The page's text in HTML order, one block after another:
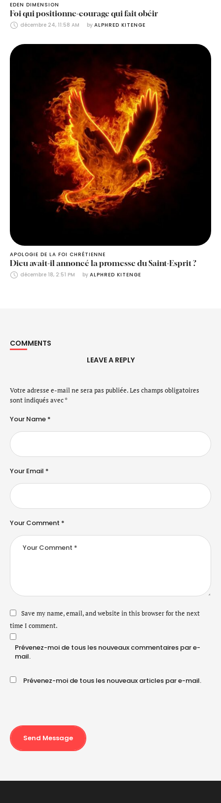
EDEN DIMENSION
Foi qui positionne-courage qui fait obéir
décembre 24, 11:58 AM by ALPHRED KITENGE
APOLOGIE DE LA FOI CHRÉTIENNE
Dieu avait-il annoncé la promesse du Saint-Esprit ?
décembre 18, 2:51 PM by ALPHRED KITENGE
COMMENTS
LEAVE A REPLY
Votre adresse e-mail ne sera pas publiée.Les champs obligatoires
sont indiqués avec*
Your Comment *
Your Name *
Your Email *
Save my name, email, and website in this browser for the next
time I comment.
Prévenez-moi de tous les nouveaux commentaires par e-
mail.
Prévenez-moi de tous les nouveaux articles par e-mail.
Send Message